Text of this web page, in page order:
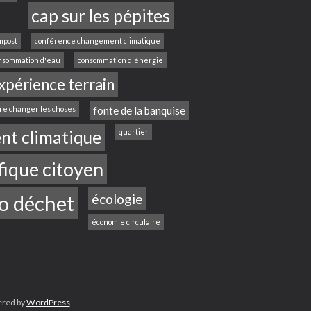
cap sur les pépites
conférence changement climatique
d'eau consommation d'énergie
terrain
changer les choses fonte de la banquise
climatique quartier
citoyen
déchet écologie
économie circulaire
byWordPress